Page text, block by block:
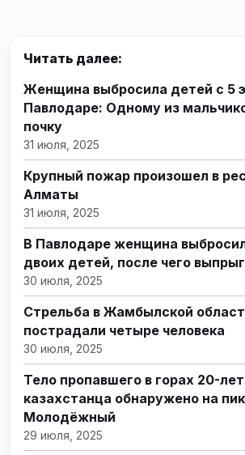
Читать далее:
Женщина выбросила детей с 5
Павлодаре: Одному из
почку
31 июля, 2025
Крупный пожар произошел в
Алматы
31 июля, 2025
В Павлодаре женщина
двоих детей, после чего
30 июля, 2025
Стрельба в Жамбылской
пострадали четыре человека
30 июля, 2025
Тело пропавшего в горах 20-
казахстанца обнаружено на
Молодёжный
29 июля, 2025